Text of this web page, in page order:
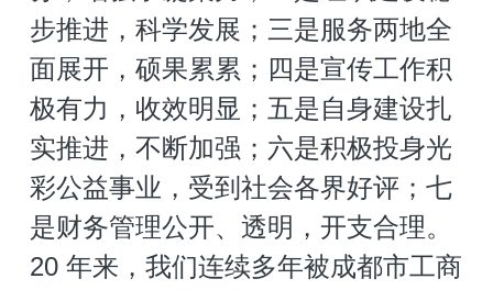
步推进，科学发展；三是服务两地全
面展开，硕果累累；四是宣传工作积
极有力，收效明显；五是自身建设扎
实推进，不断加强；六是积极投身光
彩公益事业，受到社会各界好评；七
是财务管理公开、透明，开支合理。
20 年来，我们连续多年被成都市工商